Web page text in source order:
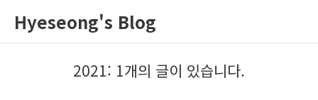
Hyeseong's Blog
2021: 1개의 글이 있습니다.